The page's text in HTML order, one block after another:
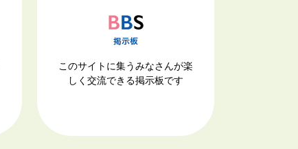
このサイトに集うみなさんが楽
しく交流できる掲示板です